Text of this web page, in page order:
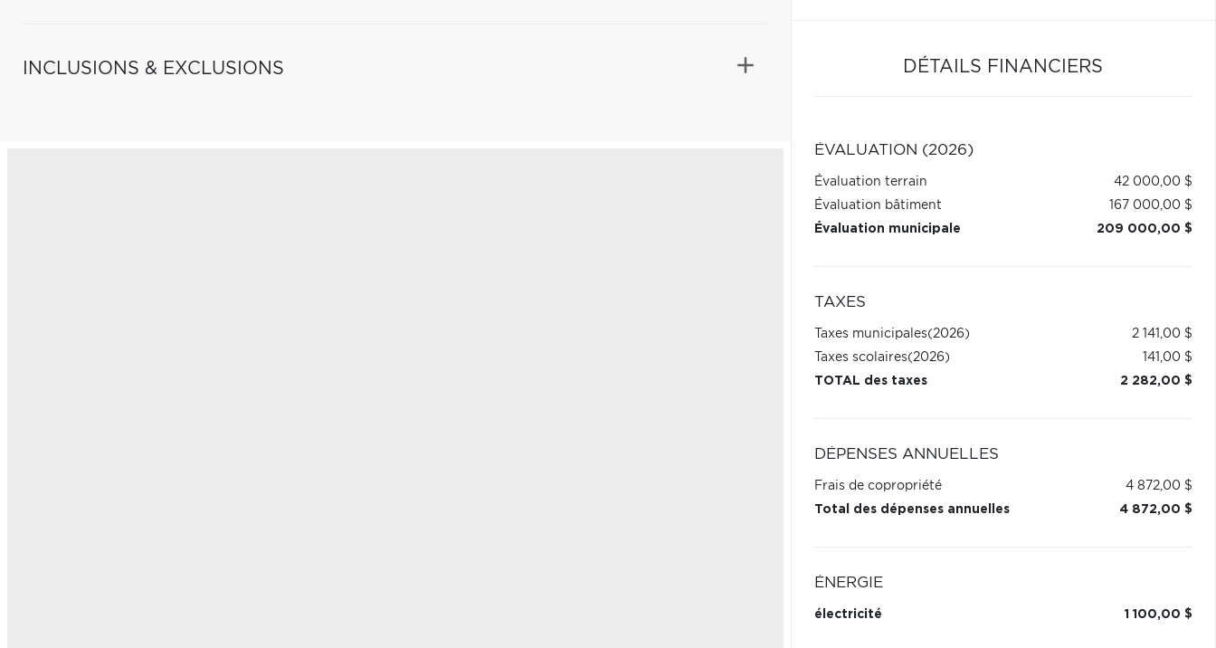
INCLUSIONS & EXCLUSIONS DÉTAILS FINANCIERS
ÉVALUATION (2026)
Évaluation terrain
42 000,00 $
Évaluation bâtiment
167 000,00 $
Évaluation municipale
209 000,00 $
TAXES
Taxes municipales(2026)
2 141,00 $
Taxes scolaires(2026)
141,00 $
TOTAL des taxes
2 282,00 $
DÉPENSES ANNUELLES
Frais de copropriété
4 872,00 $
Total des dépenses annuelles
4 872,00 $
ÉNERGIE
électricité 1 100,00 $